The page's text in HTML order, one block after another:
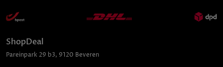
ShopDeal
Pareinpark 29 b3, 9120 Beveren